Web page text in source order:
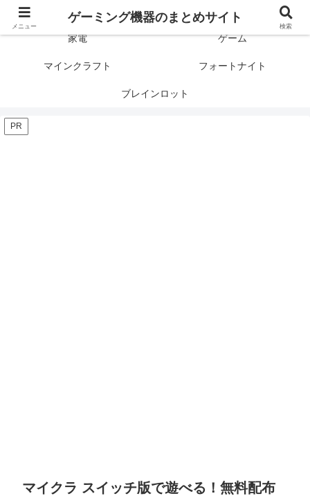
ゲーミング製品の口コミや評判と比較を紹介します！
家電 ゲーム
マインクラフト フォートナイト
ブレインロット
PR
マイクラ スイッチ版で遊べる！無料配布
メニュー
ゲーミング機器のまとめサイト
検索